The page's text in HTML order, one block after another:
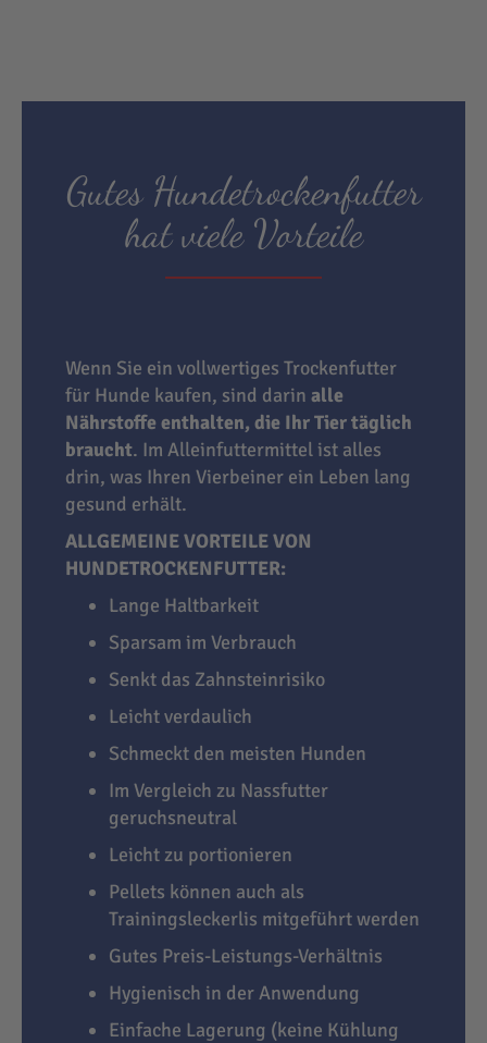
Gutes Hundetrockenfutter
hat viele Vorteile
Wenn Sie ein vollwertiges Trockenfutter
für Hunde kaufen, sind darin alle
Nährstoffe enthalten, die Ihr Tier täglich
braucht. Im Alleinfuttermittel ist alles
drin, was Ihren Vierbeiner ein Leben lang
gesund erhält.
ALLGEMEINE VORTEILE VON
HUNDETROCKENFUTTER:
Lange Haltbarkeit
Sparsam im Verbrauch
Senkt das Zahnsteinrisiko
Leicht verdaulich
Schmeckt den meisten Hunden
Im Vergleich zu Nassfutter
geruchsneutral
Leicht zu portionieren
Pellets können auch als
Trainingsleckerlis mitgeführt werden
Gutes Preis-Leistungs-Verhältnis
Hygienisch in der Anwendung
Einfache Lagerung (keine Kühlung